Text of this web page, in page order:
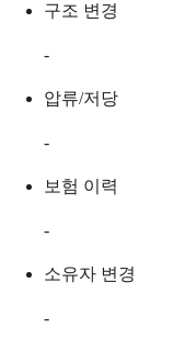
구조 변경
-
압류/저당
-
보험 이력
-
소유자 변경
-